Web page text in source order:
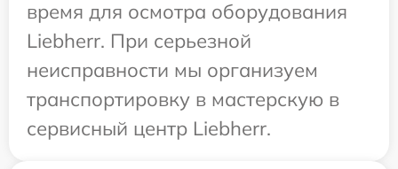
время для осмотра оборудования
Liebherr. При серьезной
неисправности мы организуем
транспортировку в мастерскую в
сервисный центр Liebherr.